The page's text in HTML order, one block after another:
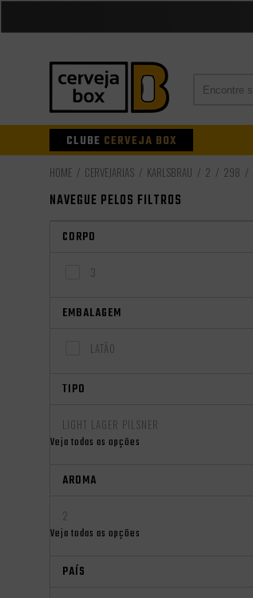
CLUBE CERVEJA BOX
CERVEJARIAS KARLSBRAU 2 298
NAVEGUE PELOS FILTROS
CORPO
3
EMBALAGEM
LATÃO
TIPO
LIGHT LAGER PILSNER
Veja todas as opções
AROMA
2
Veja todas as opções
PAÍS